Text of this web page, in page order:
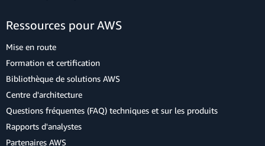
Ressources pour AWS
Mise en route
Formation et certification
Bibliothèque de solutions AWS
Centre d'architecture
Questions fréquentes (FAQ) techniques et sur les produits
Rapports d'analystes
Partenaires AWS